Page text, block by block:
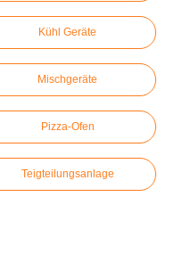
Kühl Geräte
Mischgeräte
Pizza-Ofen
Teigteilungsanlage